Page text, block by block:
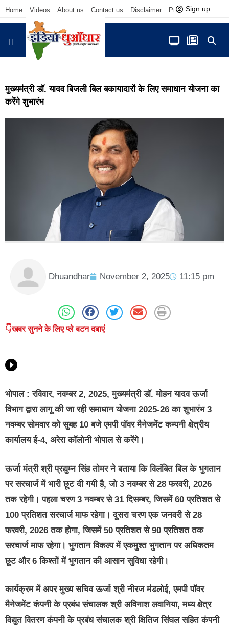
Home Videos About us Contact us Disclaimer Privacy Policy
Sign up
मुख्यमंत्री डॉ. यादव बिजली बिल बकायादारों के लिए समाधान योजना का
करेंगे शुभारंभ
Dhuandhar November 2, 2025 11:15 pm
👇खबर सुनने के लिए प्ले बटन दबाएं
भोपाल : रविवार, नवम्बर 2, 2025, मुख्यमंत्री डॉ. मोहन यादव ऊर्जा
विभाग द्वारा लागू की जा रही समाधान योजना 2025-26 का शुभारंभ 3
नवम्बर सोमवार को सुबह 10 बजे एमपी पॉवर मैनेजमेंट कम्पनी क्षेत्रीय
कार्यालय ई-4, अरेरा कॉलोनी भोपाल से करेंगे।
ऊर्जा मंत्री श्री प्रद्युम्न सिंह तोमर ने बताया कि विलंबित बिल के भुगतान
पर सरचार्ज में भारी छूट दी गयी है, जो 3 नवम्बर से 28 फरवरी, 2026
तक रहेगी। पहला चरण 3 नवम्बर से 31 दिसम्बर, जिसमें 60 प्रतिशत से
100 प्रतिशत सरचार्ज माफ रहेगा। दूसरा चरण एक जनवरी से 28
फरवरी, 2026 तक होगा, जिसमें 50 प्रतिशत से 90 प्रतिशत तक
सरचार्ज माफ रहेगा। भुगतान विकल्प में एकमुश्त भुगतान पर अधिकतम
छूट और 6 किश्तों में भुगतान की आसान सुविधा रहेगी।
कार्यक्रम में अपर मुख्य सचिव ऊर्जा श्री नीरज मंडलोई, एमपी पॉवर
मैनेजमेंट कंपनी के प्रबंध संचालक श्री अविनाश लवानिया, मध्य क्षेत्र
विद्युत वितरण कंपनी के प्रबंध संचालक श्री क्षितिज सिंघल सहित कंपनी